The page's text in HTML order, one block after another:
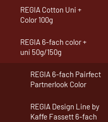
REGIA Cotton Uni +
Color 100g
REGIA 6-fach color +
uni 50g/150g
REGIA 6-fach Pairfect
Partnerlook Color
REGIA Design Line by
Kaffe Fassett 6-fach